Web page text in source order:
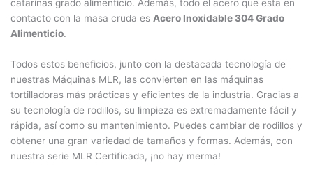
catarinas grado alimenticio. Además, todo el acero que esta en
contacto con la masa cruda es Acero Inoxidable 304 Grado
Alimenticio.
Todos estos beneficios, junto con la destacada tecnología de
nuestras Máquinas MLR, las convierten en las máquinas
tortilladoras más prácticas y eficientes de la industria. Gracias a
su tecnología de rodillos, su limpieza es extremadamente fácil y
rápida, así como su mantenimiento. Puedes cambiar de rodillos y
obtener una gran variedad de tamaños y formas. Además, con
nuestra serie MLR Certificada, ¡no hay merma!